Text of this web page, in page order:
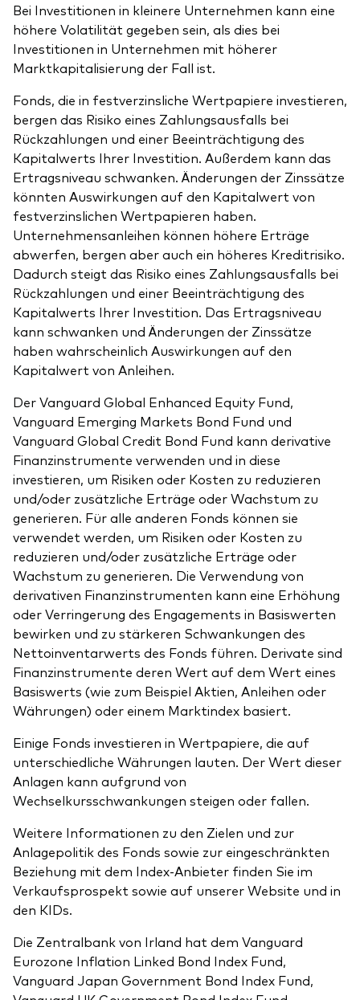
Bei Investitionen in kleinere Unternehmen kann eine
höhere Volatilität gegeben sein, als dies bei
Investitionen in Unternehmen mit höherer
Marktkapitalisierung der Fall ist.
Fonds, die in festverzinsliche Wertpapiere investieren,
bergen das Risiko eines Zahlungsausfalls bei
Rückzahlungen und einer Beeinträchtigung des
Kapitalwerts Ihrer Investition. Außerdem kann das
Ertragsniveau schwanken. Änderungen der Zinssätze
könnten Auswirkungen auf den Kapitalwert von
festverzinslichen Wertpapieren haben.
Unternehmensanleihen können höhere Erträge
abwerfen, bergen aber auch ein höheres Kreditrisiko.
Dadurch steigt das Risiko eines Zahlungsausfalls bei
Rückzahlungen und einer Beeinträchtigung des
Kapitalwerts Ihrer Investition. Das Ertragsniveau
kann schwanken und Änderungen der Zinssätze
haben wahrscheinlich Auswirkungen auf den
Kapitalwert von Anleihen.
Der Vanguard Global Enhanced Equity Fund,
Vanguard Emerging Markets Bond Fund und
Vanguard Global Credit Bond Fund kann derivative
Finanzinstrumente verwenden und in diese
investieren, um Risiken oder Kosten zu reduzieren
und/oder zusätzliche Erträge oder Wachstum zu
generieren. Für alle anderen Fonds können sie
verwendet werden, um Risiken oder Kosten zu
reduzieren und/oder zusätzliche Erträge oder
Wachstum zu generieren. Die Verwendung von
derivativen Finanzinstrumenten kann eine Erhöhung
oder Verringerung des Engagements in Basiswerten
bewirken und zu stärkeren Schwankungen des
Nettoinventarwerts des Fonds führen. Derivate sind
Finanzinstrumente deren Wert auf dem Wert eines
Basiswerts (wie zum Beispiel Aktien, Anleihen oder
Währungen) oder einem Marktindex basiert.
Einige Fonds investieren in Wertpapiere, die auf
unterschiedliche Währungen lauten. Der Wert dieser
Anlagen kann aufgrund von
Wechselkursschwankungen steigen oder fallen.
Weitere Informationen zu den Zielen und zur
Anlagepolitik des Fonds sowie zur eingeschränkten
Beziehung mit dem Index-Anbieter finden Sie im
Verkaufsprospekt sowie auf unserer Website und in
den KIDs.
Die Zentralbank von Irland hat dem Vanguard
Eurozone Inflation Linked Bond Index Fund,
Vanguard Japan Government Bond Index Fund,